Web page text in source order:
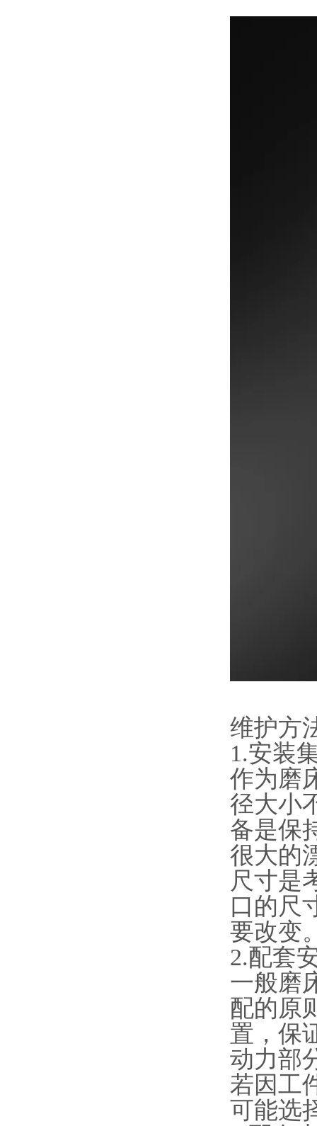
维护方
1.安装
作为磨
径大小
备是保
很大的
尺寸是
口的尺
要改变
2.配套
一般磨
配的原
置，保
动力部
若因工
可能选